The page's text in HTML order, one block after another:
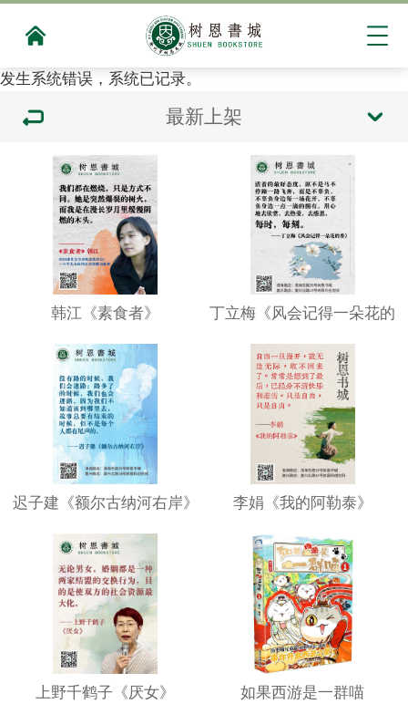
发生系统错误，系统已记录。
最新上架
韩江《素食者》 丁立梅《风会记得一朵花的
香》
迟子建《额尔古纳河右岸》 李娟《我的阿勒泰》
上野千鹤子《厌女》 如果西游是一群喵